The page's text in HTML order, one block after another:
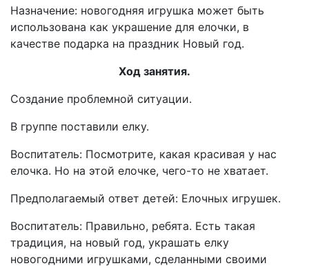
Назначение: новогодняя игрушка может быть
использована как украшение для елочки, в
качестве подарка на праздник Новый год.
Ход занятия.
Создание проблемной ситуации.
В группе поставили елку.
Воспитатель: Посмотрите, какая красивая у нас
елочка. Но на этой елочке, чего-то не хватает.
Предполагаемый ответ детей: Елочных игрушек.
Воспитатель: Правильно, ребята. Есть такая
традиция, на новый год, украшать елку
новогодними игрушками, сделанными своими